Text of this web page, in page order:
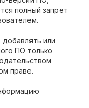
полный запрет
добавлять или
ПО только
праве.